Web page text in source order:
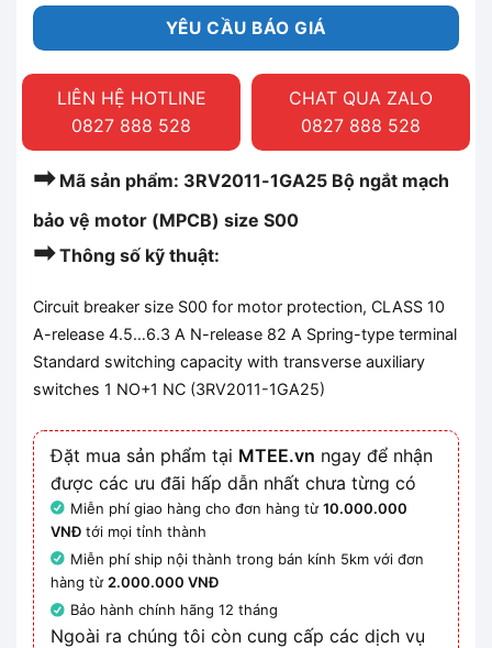
YÊU CẦU BÁO GIÁ
LIÊN HỆ HOTLINE
0827 888 528
CHAT QUA ZALO
0827 888 528
➡Mã sản phẩm: 3RV2011-1GA25 Bộ ngắt mạch
bảo vệ motor (MPCB) size S00
➡Thông số kỹ thuật:
Circuit breaker size S00 for motor protection, CLASS 10
A-release 4.5…6.3 A N-release 82 A Spring-type terminal
Standard switching capacity with transverse auxiliary
switches 1 NO+1 NC (3RV2011-1GA25)
Đặt mua sản phẩm tại MTEE.vn ngay để nhận
được các ưu đãi hấp dẫn nhất chưa từng có
Miễn phí giao hàng cho đơn hàng từ10.000.000
VNĐ tới mọi tỉnh thành
Miễn phí ship nội thành trong bán kính 5km với đơn
hàng từ2.000.000 VNĐ
Bảo hành chính hãng 12 tháng
Ngoài ra chúng tôi còn cung cấp các dịch vụ